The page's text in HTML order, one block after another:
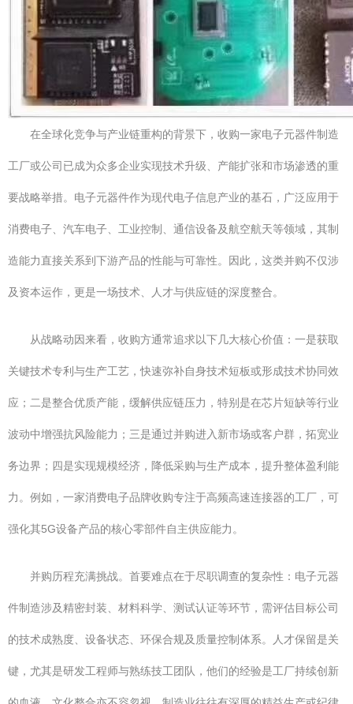
在全球化竞争与产业链重构的背景下，收购一家电子元器件制造
工厂或公司已成为众多企业实现技术升级、产能扩张和市场渗透的重
要战略举措。电子元器件作为现代电子信息产业的基石，广泛应用于
消费电子、汽车电子、工业控制、通信设备及航空航天等领域，其制
造能力直接关系到下游产品的性能与可靠性。因此，这类并购不仅涉
及资本运作，更是一场技术、人才与供应链的深度整合。
从战略动因来看，收购方通常追求以下几大核心价值：一是获取
关键技术专利与生产工艺，快速弥补自身技术短板或形成技术协同效
应；二是整合优质产能，缓解供应链压力，特别是在芯片短缺等行业
波动中增强抗风险能力；三是通过并购进入新市场或客户群，拓宽业
务边界；四是实现规模经济，降低采购与生产成本，提升整体盈利能
力。例如，一家消费电子品牌收购专注于高频高速连接器的工厂，可
强化其5G设备产品的核心零部件自主供应能力。
并购历程充满挑战。首要难点在于尽职调查的复杂性：电子元器
件制造涉及精密封装、材料科学、测试认证等环节，需评估目标公司
的技术成熟度、设备状态、环保合规及质量控制体系。人才保留是关
键，尤其是研发工程师与熟练技工团队，他们的经验是工厂持续创新